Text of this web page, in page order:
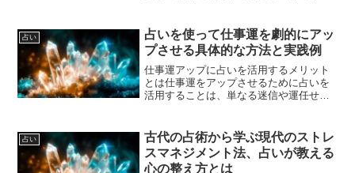
さいけてくださいけてくださいけてくだ
さいけてくださいけてくだ...
占い
占いを使って仕事運を劇的にアッ
プさせる具体的な方法と実践例
仕事運アップに占いを活用するメリット
とは仕事運をアップさせるために占いを
活用することは、単なる迷信や運任せと
占いを通じて自分の性格傾向や適性、時
期的な運気の波を把握する...
占い
古代の占術から学ぶ現代のストレ
スマネジメント法、占いが教える
心の整え方とは